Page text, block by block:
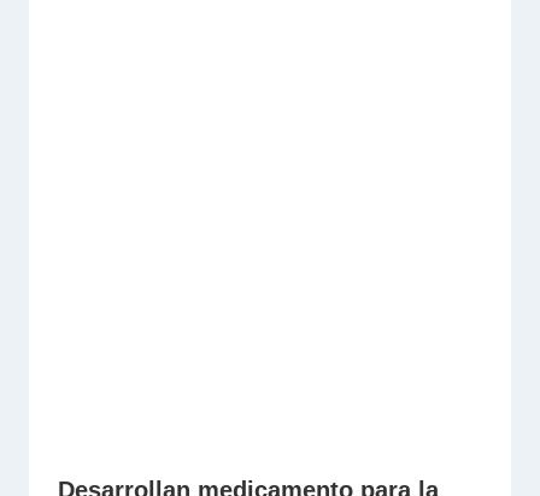
Desarrollan medicamento para la